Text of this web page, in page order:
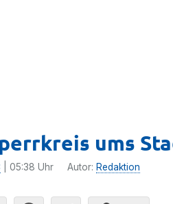
ums
| 05:38 Uhr Autor: Redaktion